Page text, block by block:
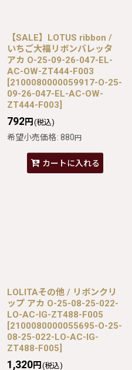
【SALE】LOTUS ribbon /
いちご大福リボンバレッタ
アカ O-25-09-26-047-EL-
AC-OW-ZT444-F003
[2100080000059917-O-25-
09-26-047-EL-AC-OW-
ZT444-F003]
792円 (税込)
希望小売価格: 880円
カートに入れる
LOLITAその他 / リボンクリ
ップ アカ O-25-08-25-022-
LO-AC-IG-ZT488-F005
[2100080000055695-O-25-
08-25-022-LO-AC-IG-
ZT488-F005]
1,320円 (税込)